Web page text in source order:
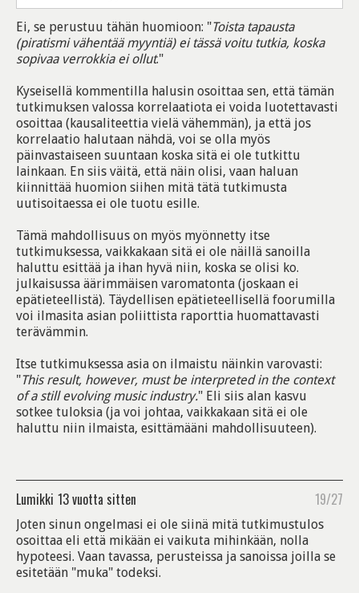
Ei, se perustuu tähän huomioon: "Toista tapausta
(piratismi vähentää myyntiä) ei tässä voitu tutkia, koska
sopivaa verrokkia ei ollut."
Kyseisellä kommentilla halusin osoittaa sen, että tämän
tutkimuksen valossa korrelaatiota ei voida luotettavasti
osoittaa (kausaliteettia vielä vähemmän), ja että jos
korrelaatio halutaan nähdä, voi se olla myös
päinvastaiseen suuntaan koska sitä ei ole tutkittu
lainkaan. En siis väitä, että näin olisi, vaan haluan
kiinnittää huomion siihen mitä tätä tutkimusta
uutisoitaessa ei ole tuotu esille.
Tämä mahdollisuus on myös myönnetty itse
tutkimuksessa, vaikkakaan sitä ei ole näillä sanoilla
haluttu esittää ja ihan hyvä niin, koska se olisi ko.
julkaisussa äärimmäisen varomatonta (joskaan ei
epätieteellistä). Täydellisen epätieteellisellä foorumilla
voi ilmasita asian poliittista raporttia huomattavasti
terävämmin.
Itse tutkimuksessa asia on ilmaistu näinkin varovasti:
"This result, however, must be interpreted in the context
of a still evolving music industry." Eli siis alan kasvu
sotkee tuloksia (ja voi johtaa, vaikkakaan sitä ei ole
haluttu niin ilmaista, esittämääni mahdollisuuteen).
Lumikki 13 vuotta sitten 19/27
Joten sinun ongelmasi ei ole siinä mitä tutkimustulos
osoittaa eli että mikään ei vaikuta mihinkään, nolla
hypoteesi. Vaan tavassa, perusteissa ja sanoissa joilla se
esitetään "muka" todeksi.